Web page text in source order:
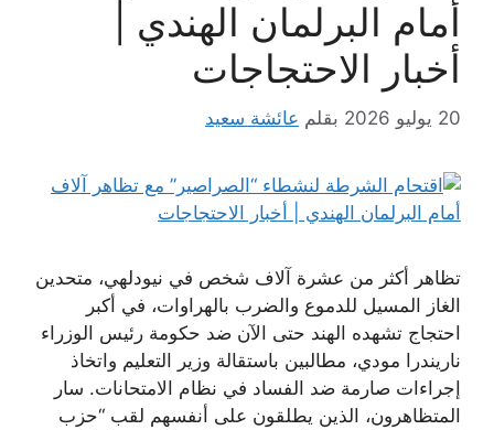
أمام البرلمان الهندي |
أخبار الاحتجاجات
20 يوليو 2026 بقلم عائشة سعيد
تظاهر أكثر من عشرة آلاف شخص في نيودلهي، متحدين
الغاز المسيل للدموع والضرب بالهراوات، في أكبر
احتجاج تشهده الهند حتى الآن ضد حكومة رئيس الوزراء
ناريندرا مودي، مطالبين باستقالة وزير التعليم واتخاذ
إجراءات صارمة ضد الفساد في نظام الامتحانات. سار
المتظاهرون، الذين يطلقون على أنفسهم لقب “حزب